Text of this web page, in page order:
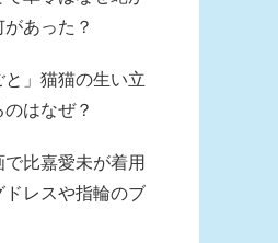
あった？
と」猫猫の生い立
はなぜ？
比嘉愛未が着用
ドレスや指輪のブ